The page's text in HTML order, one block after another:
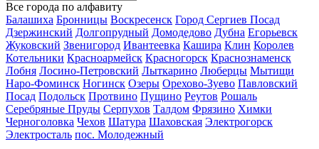
Все города по алфавиту
Балашиха Бронницы Воскресенск Город Сергиев Посад
Дзержинский Долгопрудный Домодедово Дубна Егорьевск
Жуковский Звенигород Ивантеевка Кашира Клин Королев
Котельники Красноармейск Красногорск Краснознаменск
Лобня Лосино-Петровский Лыткарино Люберцы Мытищи
Наро-Фоминск Ногинск Озеры Орехово-Зуево Павловский
Посад Подольск Протвино Пущино Реутов Рошаль
Серебряные Пруды Серпухов Талдом Фрязино Химки
Черноголовка Чехов Шатура Шаховская Электрогорск
Электросталь пос. Молодежный